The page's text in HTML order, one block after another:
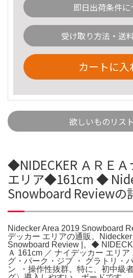
即日出荷条件に
受け取り方法・送
カートに入
欲しいものリス
◆NIDECKER ＡＲＥ
エリア◆161cm ◆
Snowboard Reviewの
Nidecker Area 2019 Snowboard
デッカー エリアの通販。
Snowboard Review |。◆
Ａ 161cm ／ ナイデッカー エ
グ・パーク・ジブ ・ グラトリ・
ン ・操作性抜群。特に、初中級